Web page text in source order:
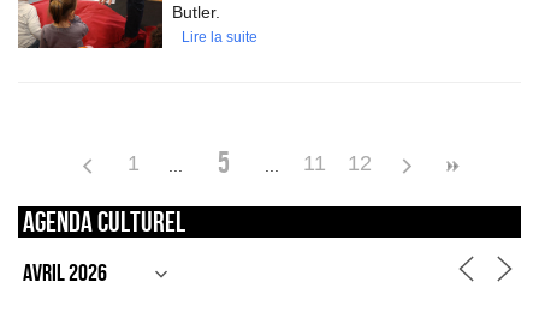
Butler.
Lire la suite
1 5 11 12
Agenda culturel